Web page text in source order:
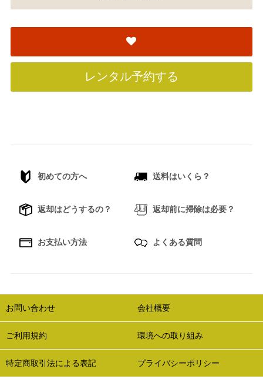
レンタル予約する
初めての方へ 送料はいくら？
返却はどうするの？ 返却前に掃除は必要？
お支払い方法 よくある質問
お問い合わせ 会社概要
ご利用規約 環境への取り組み
特定商取引法による表記 プライバシーポリシー